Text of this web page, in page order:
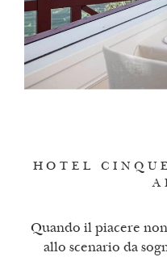
HOTEL
Quando il piacere
allo scenario da